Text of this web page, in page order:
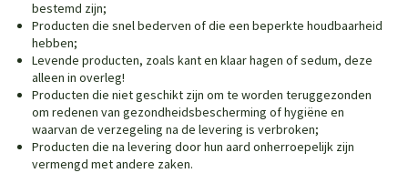
bestemd zijn;
Producten die snel bederven of die een beperkte houdbaarheid
hebben;
Levende producten, zoals kant en klaar hagen of sedum, deze
alleen in overleg!
Producten die niet geschikt zijn om te worden teruggezonden
om redenen van gezondheidsbescherming of hygiëne en
waarvan de verzegeling na de levering is verbroken;
Producten die na levering door hun aard onherroepelijk zijn
vermengd met andere zaken.